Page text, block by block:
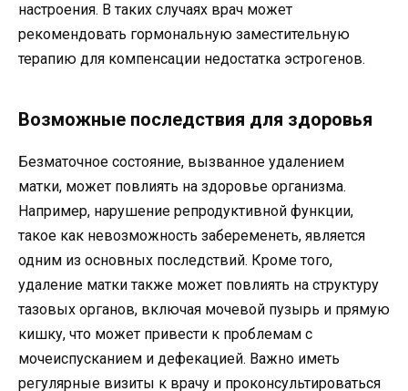
настроения. В таких случаях врач может
рекомендовать гормональную заместительную
терапию для компенсации недостатка эстрогенов.
Возможные последствия для здоровья
Безматочное состояние, вызванное удалением
матки, может повлиять на здоровье организма.
Например, нарушение репродуктивной функции,
такое как невозможность забеременеть, является
одним из основных последствий. Кроме того,
удаление матки также может повлиять на структуру
тазовых органов, включая мочевой пузырь и прямую
кишку, что может привести к проблемам с
мочеиспусканием и дефекацией. Важно иметь
регулярные визиты к врачу и проконсультироваться